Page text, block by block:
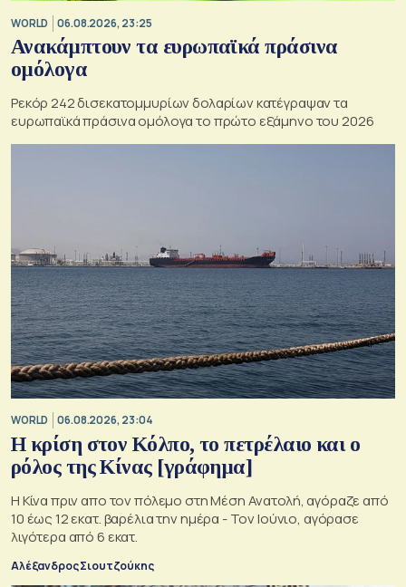
WORLD 06.08.2026, 23:25
Ανακάμπτουν τα ευρωπαϊκά πράσινα
ομόλογα
Ρεκόρ 242 δισεκατομμυρίων δολαρίων κατέγραψαν τα
ευρωπαϊκά πράσινα ομόλογα το πρώτο εξάμηνο του 2026
WORLD 06.08.2026, 23:04
Η κρίση στoν Κόλπο, το πετρέλαιο και ο
ρόλος της Κίνας [γράφημα]
Η Κίνα πριν απο τον πόλεμο στη Μέση Ανατολή, αγόραζε από
10 έως 12 εκατ. βαρέλια την ημέρα - Τον Ιούνιο, αγόρασε
λιγότερα από 6 εκατ.
Αλέξανδρος Σιουτζούκης